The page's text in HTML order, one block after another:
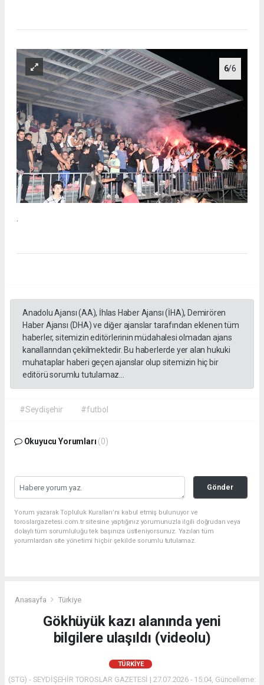
6/6
Anadolu Ajansı (AA), İhlas Haber Ajansı (İHA), Demirören
Haber Ajansı (DHA) ve diğer ajanslar tarafından eklenen tüm
haberler, sitemizin editörlerinin müdahalesi olmadan ajans
kanallarından çekilmektedir. Bu haberlerde yer alan hukuki
muhataplar haberi geçen ajanslar olup sitemizin hiç bir
editörü sorumlu tutulamaz...
#Seydişehir #futbol
Okuyucu Yorumları (0)
Gönder
Yorum yazarak Topluluk Kuralları’nı kabul etmiş bulunuyor ve
toroslargazetesi.com.tr sitesine yaptığınız yorumunuzla ilgili doğrudan veya
dolaylı tüm sorumluluğu tek başınıza üstleniyorsunuz. Yazılan tüm
yorumlardan site yönetimi hiçbir şekilde sorumlu tutulamaz.
Anasayfa Türkiye
Gökhüyük kazı alanında yeni
bilgilere ulaşıldı (videolu)
TÜRKIYE
(STG) - SEYDİŞEHİR TOROSLAR GAZETESİ | 27.07.2026 - 15:04, Güncelleme: